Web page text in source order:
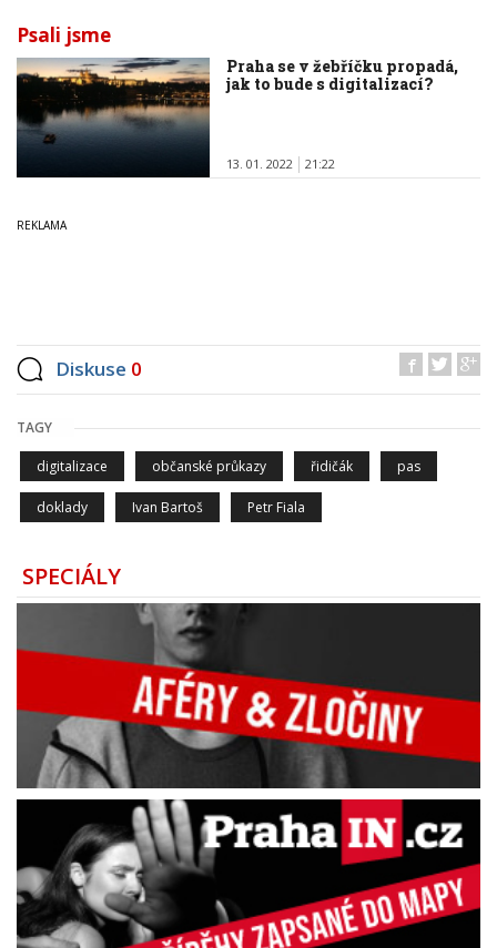
Psali jsme
Praha se v žebříčku propadá,
jak to bude s digitalizací?
13. 01. 2022 21:22
Diskuse 0
TAGY
digitalizace občanské průkazy řidičák pas
doklady Ivan Bartoš Petr Fiala
SPECIÁLY